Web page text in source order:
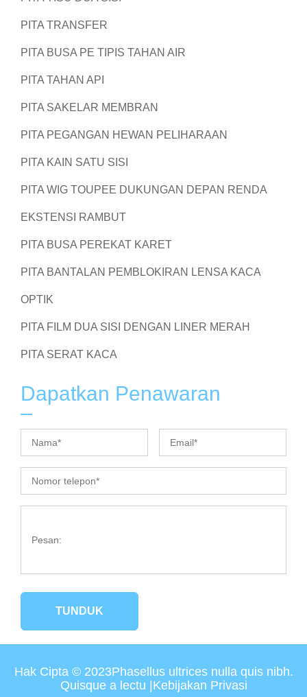
PITA TRANSFER
PITA BUSA PE TIPIS TAHAN AIR
PITA TAHAN API
PITA SAKELAR MEMBRAN
PITA PEGANGAN HEWAN PELIHARAAN
PITA KAIN SATU SISI
PITA WIG TOUPEE DUKUNGAN DEPAN RENDA
EKSTENSI RAMBUT
PITA BUSA PEREKAT KARET
PITA BANTALAN PEMBLOKIRAN LENSA KACA
OPTIK
PITA FILM DUA SISI DENGAN LINER MERAH
PITA SERAT KACA
Dapatkan Penawaran
TUNDUK
Hak Cipta © 2023Phasellus ultrices nulla quis nibh.
Quisque a lectu | Kebijakan Privasi